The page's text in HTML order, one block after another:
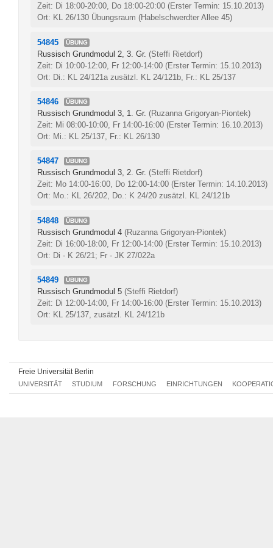
Zeit: Di 18:00-20:00, Do 18:00-20:00 (Erster Termin: 15.10.2013)
Ort: KL 26/130 Übungsraum (Habelschwerdter Allee 45)
54845 ÜBUNG
Russisch Grundmodul 2, 3. Gr. (Steffi Rietdorf)
Zeit: Di 10:00-12:00, Fr 12:00-14:00 (Erster Termin: 15.10.2013)
Ort: Di.: KL 24/121a zusätzl. KL 24/121b, Fr.: KL 25/137
54846 ÜBUNG
Russisch Grundmodul 3, 1. Gr. (Ruzanna Grigoryan-Piontek)
Zeit: Mi 08:00-10:00, Fr 14:00-16:00 (Erster Termin: 16.10.2013)
Ort: Mi.: KL 25/137, Fr.: KL 26/130
54847 ÜBUNG
Russisch Grundmodul 3, 2. Gr. (Steffi Rietdorf)
Zeit: Mo 14:00-16:00, Do 12:00-14:00 (Erster Termin: 14.10.2013)
Ort: Mo.: KL 26/202, Do.: K 24/20 zusätzl. KL 24/121b
54848 ÜBUNG
Russisch Grundmodul 4 (Ruzanna Grigoryan-Piontek)
Zeit: Di 16:00-18:00, Fr 12:00-14:00 (Erster Termin: 15.10.2013)
Ort: Di - K 26/21; Fr - JK 27/022a
54849 ÜBUNG
Russisch Grundmodul 5 (Steffi Rietdorf)
Zeit: Di 12:00-14:00, Fr 14:00-16:00 (Erster Termin: 15.10.2013)
Ort: KL 25/137, zusätzl. KL 24/121b
Freie Universität Berlin
UNIVERSITÄT STUDIUM FORSCHUNG EINRICHTUNGEN